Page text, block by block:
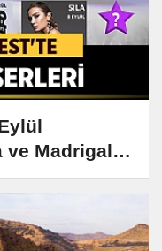
ve Madrigal